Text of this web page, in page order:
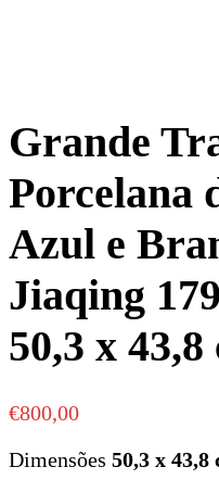
Grande
Porcelana
Azul e
Jiaqing
50,3 x 43,8
€800,00
Dimensões 50,3 x 43,8